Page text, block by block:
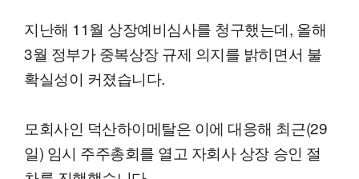
지난해 11월 상장예비심사를 청구했는데, 올해
3월 정부가 중복상장 규제 의지를 밝히면서 불
확실성이 커졌습니다.
모회사인 덕산하이메탈은 이에 대응해 최근(29
일) 임시 주주총회를 열고 자회사 상장 승인 절